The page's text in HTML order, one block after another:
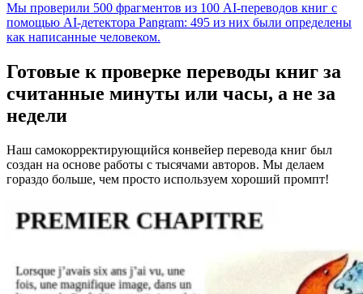
Мы проверили 500 фрагментов из 100 AI-переводов книг с
помощью AI-детектора Pangram: 495 из них были определены
как написанные человеком.
Готовые к проверке переводы книг за
считанные минуты или часы, а не за
недели
Наш самокорректирующийся конвейер перевода книг был
создан на основе работы с тысячами авторов. Мы делаем
гораздо больше, чем просто используем хороший промпт!